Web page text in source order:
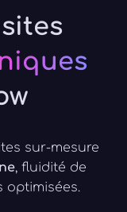
sur-mesure
, fluidité de
optimisées.